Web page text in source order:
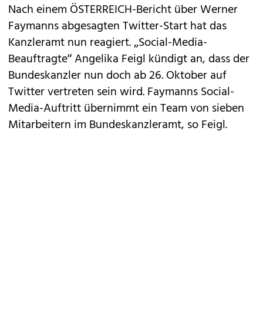
Nach einem ÖSTERREICH-Berichtüber Werner
Faymanns abgesagten Twitter-Start hat das
Kanzleramt nun reagiert. „Social-Media-
Beauftragte“ Angelika Feigl kündigt an, dass der
Bundeskanzler nun doch ab 26. Oktober auf
Twitter vertreten sein wird. Faymanns Social-
Media-Auftritt übernimmt ein Team von sieben
Mitarbeitern im Bundeskanzleramt, so Feigl.